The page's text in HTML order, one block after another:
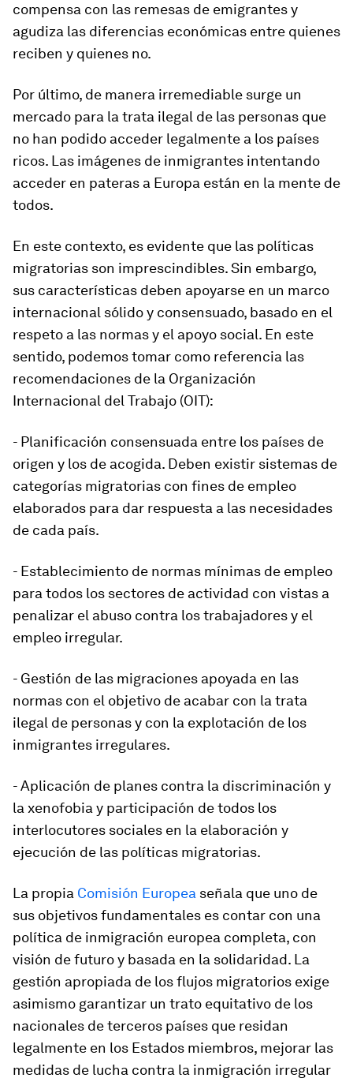
compensa con las remesas de emigrantes y
agudiza las diferencias económicas entre quienes
reciben y quienes no.
Por último, de manera irremediable surge un
mercado para la trata ilegal de las personas que
no han podido acceder legalmente a los países
ricos. Las imágenes de inmigrantes intentando
acceder en pateras a Europa están en la mente de
todos.
En este contexto, es evidente que las políticas
migratorias son imprescindibles. Sin embargo,
sus características deben apoyarse en un marco
internacional sólido y consensuado, basado en el
respeto a las normas y el apoyo social. En este
sentido, podemos tomar como referencia las
recomendaciones de la Organización
Internacional del Trabajo (OIT):
- Planificación consensuada entre los países de
origen y los de acogida. Deben existir sistemas de
categorías migratorias con fines de empleo
elaborados para dar respuesta a las necesidades
de cada país.
- Establecimiento de normas mínimas de empleo
para todos los sectores de actividad con vistas a
penalizar el abuso contra los trabajadores y el
empleo irregular.
- Gestión de las migraciones apoyada en las
normas con el objetivo de acabar con la trata
ilegal de personas y con la explotación de los
inmigrantes irregulares.
- Aplicación de planes contra la discriminación y
la xenofobia y participación de todos los
interlocutores sociales en la elaboración y
ejecución de las políticas migratorias.
La propia Comisión Europea señala que uno de
sus objetivos fundamentales es contar con una
política de inmigración europea completa, con
visión de futuro y basada en la solidaridad. La
gestión apropiada de los flujos migratorios exige
asimismo garantizar un trato equitativo de los
nacionales de terceros países que residan
legalmente en los Estados miembros, mejorar las
medidas de lucha contra la inmigración irregular